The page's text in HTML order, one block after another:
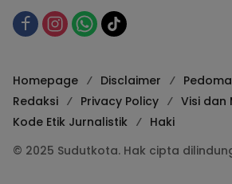
Homepage Disclaimer
Redaksi
Privacy Policy
Visi dan
Kode Etik Jurnalistik
Haki
© 2025 Sudutkota. Hak cipta